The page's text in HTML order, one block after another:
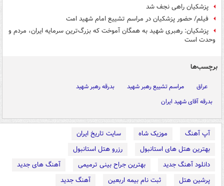
پزشکیان راهی نجف شد
فیلم/ حضور پزشکیان در مراسم تشییع امام شهید امت
پزشکیان: رهبری شهید به همگان آموخت که بزرگ‌ترین سرمایه ایران، مردم و
وحدت است
برچسب‌ها
عراق مراسم تشییع رهبر شهید
بدرقه رهبر شهید
بدرقه آقای شهید ایران
آپ آهنگ موزیک شاه
سایت تاریخ ایران
بهترین هتل های استانبول
رزرو هتل استانبول
دانلود آهنگ جدید
بهترین جراح بینی ترمیمی
آهنگ های جدید
پرشین هتل
ثبت نام بیمه اربعین
آهنگ جدید